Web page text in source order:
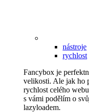
nástroje
rychlost
Fancybox je
velikosti. Ale jak ho
rychlost celého
s vámi podělím o
lazyloadem.